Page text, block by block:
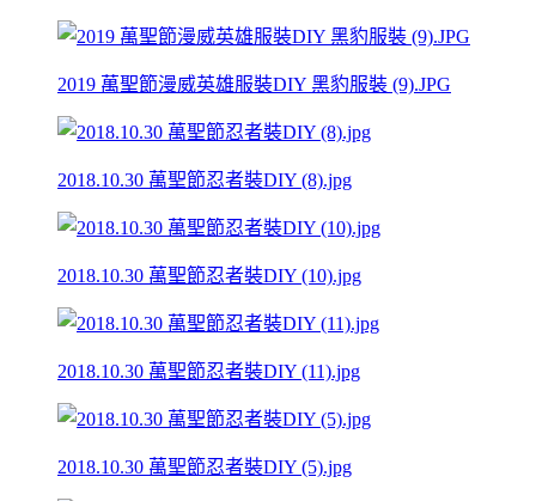
2019 萬聖節漫威英雄服裝DIY 黑豹服裝 (9).JPG
2018.10.30 萬聖節忍者裝DIY (8).jpg
2018.10.30 萬聖節忍者裝DIY (10).jpg
2018.10.30 萬聖節忍者裝DIY (11).jpg
2018.10.30 萬聖節忍者裝DIY (5).jpg